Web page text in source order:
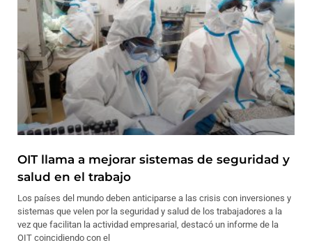
OIT llama a mejorar sistemas de seguridad y
salud en el trabajo
Los países del mundo deben anticiparse a las crisis con inversiones y
sistemas que velen por la seguridad y salud de los trabajadores a la
vez que facilitan la actividad empresarial, destacó un informe de la
OIT coincidiendo con el